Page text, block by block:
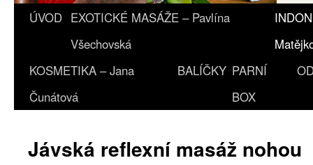
ÚVOD EXOTICKÉ MASÁŽE – Pavlína
Všechovská
KOSMETIKA – Jana
Čunátová
BALÍČKY PARNÍ
BOX
Jávská reflexní masáž nohou